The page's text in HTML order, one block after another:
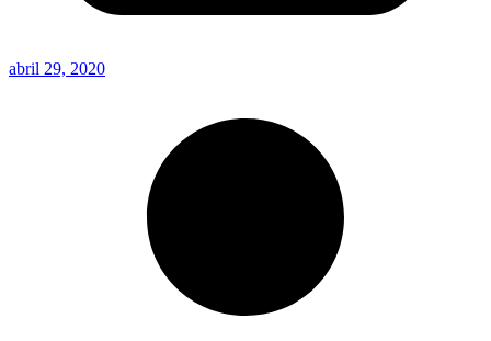
abril 29, 2020